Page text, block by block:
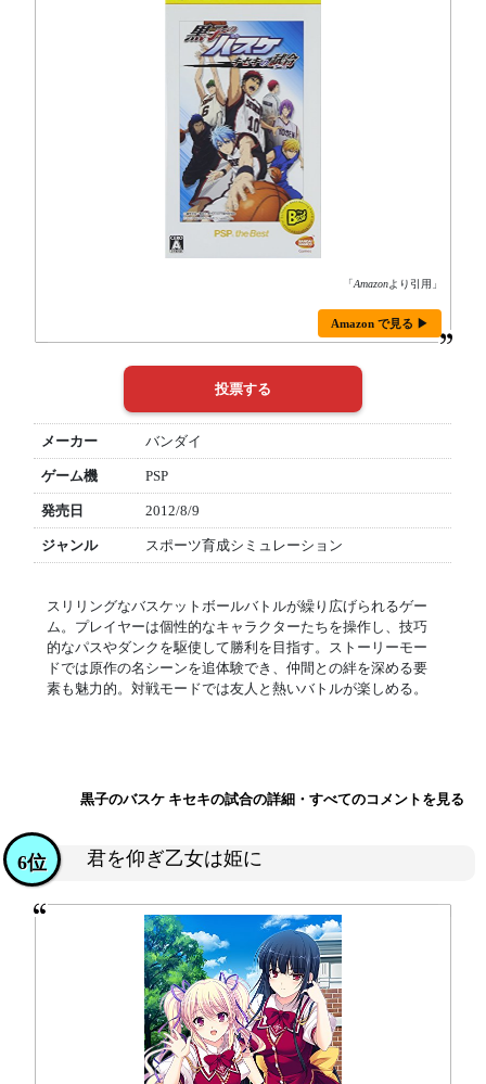
「Amazonより引用」
Amazon で見る ▶
メーカー バンダイ
ゲーム機 PSP
発売日 2012/8/9
ジャンル スポーツ育成シミュレーション
スリリングなバスケットボールバトルが繰り広げられるゲー
ム。プレイヤーは個性的なキャラクターたちを操作し、技巧
的なパスやダンクを駆使して勝利を目指す。ストーリーモー
ドでは原作の名シーンを追体験でき、仲間との絆を深める要
素も魅力的。対戦モードでは友人と熱いバトルが楽しめる。
黒子のバスケ キセキの試合の詳細・すべてのコメントを見る
君を仰ぎ乙女は姫に
6位